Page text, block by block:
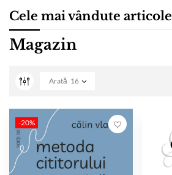
Cele mai vândute articole
Magazin
Arată 16
-20%